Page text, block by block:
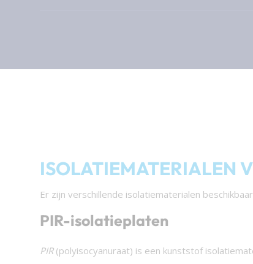
ISOLATIEMATERIALEN
Er zijn verschillende isolatiematerialen
PIR-isolatieplaten
PIR(polyisocyanuraat) is een kunststof